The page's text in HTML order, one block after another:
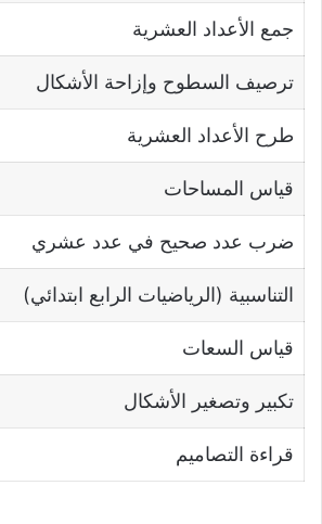
جمع الأعداد العشرية
ترصيف السطوح وإزاحة الأشكال
طرح الأعداد العشرية
قياس المساحات
ضرب عدد صحيح في عدد عشري
التناسبية (الرياضيات الرابع ابتدائي)
قياس السعات
تكبير وتصغير الأشكال
قراءة التصاميم